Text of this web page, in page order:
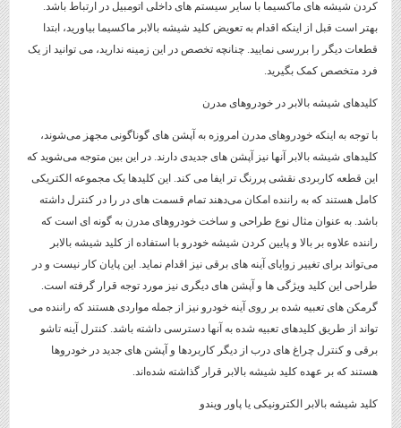
کردن شیشه های ماکسیما با سایر سیستم های داخلی اتومبیل در ارتباط باشد.
بهتر است قبل از اینکه اقدام به تعویض کلید شیشه بالابر ماکسیما بیاورید، ابتدا
قطعات دیگر را بررسی نمایید. چنانچه تخصص در این زمینه ندارید، می توانید از یک
فرد متخصص کمک بگیرید.
کلیدهای شیشه بالابر در خودروهای مدرن
با توجه به اینکه خودروهای مدرن امروزه به آپشن های گوناگونی مجهز می‌شوند،
کلیدهای شیشه بالابر آنها نیز آپشن های جدیدی دارند. در این بین متوجه می‌شوید که
این قطعه کاربردی نقشی پررنگ تر ایفا می کند. این کلیدها یک مجموعه الکتریکی
کامل هستند که به راننده امکان می‌دهند تمام قسمت های در را در کنترل داشته
باشد. به عنوان مثال نوع طراحی و ساخت خودروهای مدرن به گونه‌ ای است که
راننده علاوه بر بالا و پایین کردن شیشه خودرو با استفاده از کلید شیشه بالابر
می‌تواند برای تغییر زوایای آینه های برقی نیز اقدام نماید. این پایان کار نیست و در
طراحی این کلید ویژگی ها و آپشن های دیگری نیز مورد توجه قرار گرفته است.
گرمکن های تعبیه شده بر روی آینه خودرو نیز از جمله مواردی هستند که راننده می
تواند از طریق کلیدهای تعبیه شده به آنها دسترسی داشته باشد. کنترل آینه تاشو
برقی و کنترل چراغ های درب از دیگر کاربردها و آپشن های جدید در خودروها
هستند که بر عهده کلید شیشه بالابر قرار گذاشته شده‌اند.
کلید شیشه بالابر الکترونیکی یا پاور ویندو